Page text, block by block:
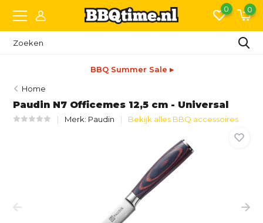
0 0
BBQ Summer Sale ▸
Home
Paudin N7 Officemes 12,5 cm - Universal
Merk: Paudin Bekijk alles BBQ accessoires